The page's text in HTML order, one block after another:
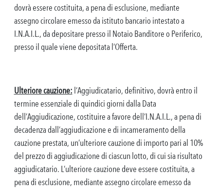
dovrà essere costituita, a pena di esclusione, mediante
assegno circolare emesso da istituto bancario intestato a
I.N.A.I.L., da depositare presso il Notaio Banditore o Periferico,
presso il quale viene depositata l’Offerta.
Ulteriore cauzione: l’Aggiudicatario, definitivo, dovrà entro il
termine essenziale di quindici giorni dalla Data
dell’Aggiudicazione, costituire a favore dell’I.N.A.I.L., a pena di
decadenza dall’aggiudicazione e di incameramento della
cauzione prestata, un’ulteriore cauzione di importo pari al 10%
del prezzo di aggiudicazione di ciascun lotto, di cui sia risultato
aggiudicatario. L’ulteriore cauzione deve essere costituita, a
pena di esclusione, mediante assegno circolare emesso da